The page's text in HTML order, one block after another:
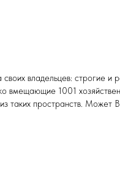
владельцев: строгие
вмещающие 1001
таких пространств.